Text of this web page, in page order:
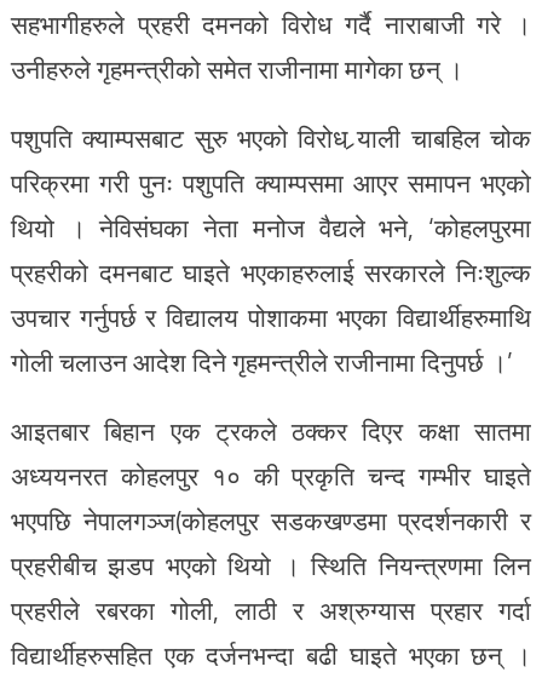
सहभागीहरुले प्रहरी दमनको विरोध गर्दै नाराबाजी गरे ।
उनीहरुले गृहमन्त्रीको समेत राजीनामा मागेका छन् ।
पशुपति क्याम्पसबाट सुरु भएको विरोध र्‍याली चाबहिल चोक
परिक्रमा गरी पुनः पशुपति क्याम्पसमा आएर समापन भएको
थियो । नेविसंघका नेता मनोज वैद्यले भने, ‘कोहलपुरमा
प्रहरीको दमनबाट घाइते भएकाहरुलाई सरकारले निःशुल्क
उपचार गर्नुपर्छ र विद्यालय पोशाकमा भएका विद्यार्थीहरुमाथि
गोली चलाउन आदेश दिने गृहमन्त्रीले राजीनामा दिनुपर्छ ।’
आइतबार बिहान एक ट्रकले ठक्कर दिएर कक्षा सातमा
अध्ययनरत कोहलपुर १० की प्रकृति चन्द गम्भीर घाइते
भएपछि नेपालगञ्ज(कोहलपुर सडकखण्डमा प्रदर्शनकारी र
प्रहरीबीच झडप भएको थियो । स्थिति नियन्त्रणमा लिन
प्रहरीले रबरका गोली, लाठी र अश्रुग्यास प्रहार गर्दा
विद्यार्थीहरुसहित एक दर्जनभन्दा बढी घाइते भएका छन् ।